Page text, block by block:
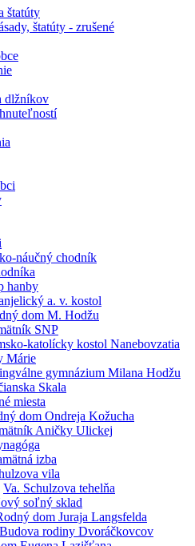
štatúty
štatúty - zrušené
dlžníkov
náučný chodník
hanby
a. v. kostol
dom M. Hodžu
SNP
katolícky kostol Nanebovzatia
Márie
gymnázium Milana Hodžu
Skala
miesta
dom Ondreja Kožucha
Aničky Ulickej
izba
vila
Va. Schulzova tehelňa
soľný sklad
dom Juraja Langsfelda
rodiny Dvoráčkovcov